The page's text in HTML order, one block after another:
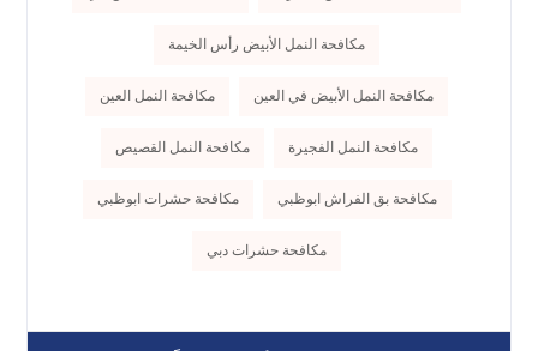
مكافحة النمل الأبيض رأس الخيمة
مكافحة النمل الأبيض في العين مكافحة النمل العين
مكافحة النمل الفجيرة مكافحة النمل القصيص
مكافحة بق الفراش ابوظبي مكافحة حشرات ابوظبي
مكافحة حشرات دبي